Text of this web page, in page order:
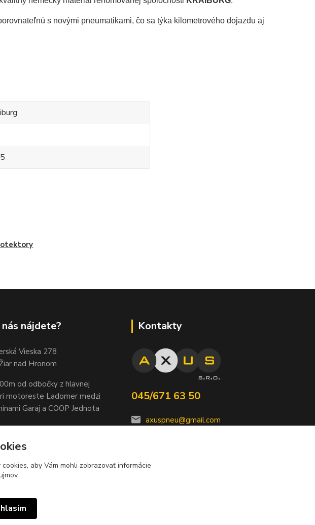
s novými pneumatikami, čo sa týka kilometrového dojazdu aj
nájdete?
Vieska 278
nad Hronom
od odbočky z hlavnej
motoreste Ladomer medzi
Garaj a COOP Jednota
Kontakty
045/671 63 50
axuspneu@gmail.com
aby Vám mohli zobrazovať informácie